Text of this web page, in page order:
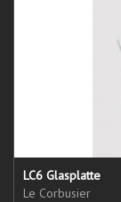
LC6 Glasplatte
Le Corbusier